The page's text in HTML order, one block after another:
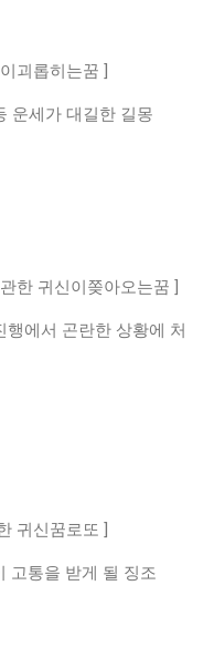
괴롭히는꿈 ]
운세가 대길한 길몽
한 귀신이쫒아오는꿈 ]
에서 곤란한 상황에 처
귀신꿈로또 ]
고통을 받게 될 징조